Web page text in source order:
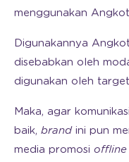
menggunakan
Digunakannya
disebabkan oleh
digunakan oleh
Maka, agar
baik, brandini pun
media promosi offline